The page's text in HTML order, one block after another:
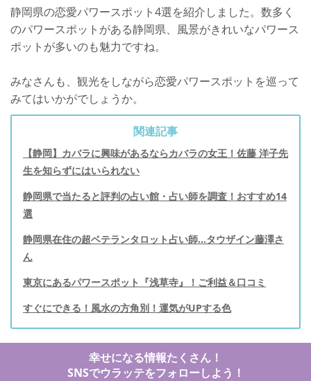
静岡県の恋愛パワースポット4選を紹介しました。数多く
のパワースポットがある静岡県、風景がきれいなパワース
ポットが多いのも魅力ですね。
みなさんも、観光をしながら恋愛パワースポットを巡って
みてはいかがでしょうか。
関連記事
【静岡】カバラに興味があるならカバラの女王！佐藤 洋子先
生を知らずにはいられない
静岡県で当たると評判の占い館・占い師を調査！おすすめ14
選
静岡県在住の超ベテランタロット占い師…タウザイン藤澤さ
ん
東京にあるパワースポット『浅草寺』！ご利益＆口コミ
すぐにできる！風水の方角別！運気がUPする色
幸せになる情報たくさん！
SNSでウラッテをフォローしよう！